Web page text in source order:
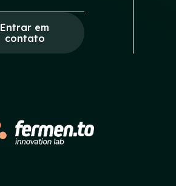
Entrar em
contato